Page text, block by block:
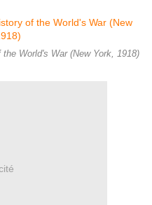
World's War (New York, 1918)